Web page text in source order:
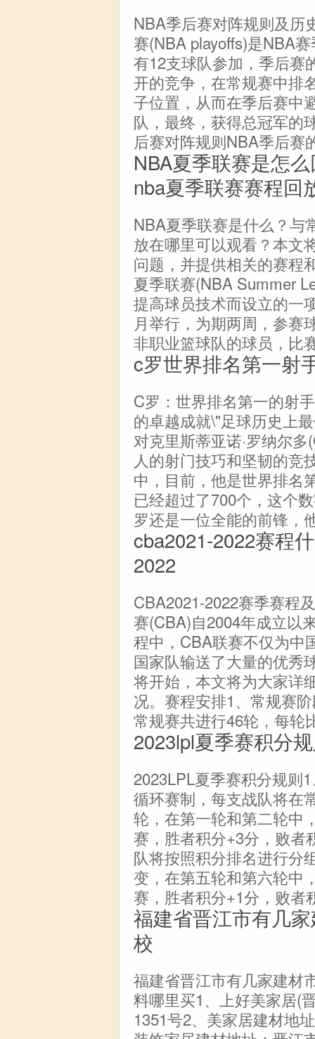
NBA季后赛对阵规则及历
赛(NBA playoffs)是NBA
有12支球队参加，季后赛
开的竞争，在常规赛中排
子位置，从而在季后赛中
队，最终，获得总冠军的
后赛对阵规则NBA季后赛
NBA夏季联赛是怎
nba夏季联赛赛程回
NBA夏季联赛是什么？与
放在哪里可以观看？本文
问题，并提供相关的赛程
夏季联赛(NBA Summer
提高球员技术而设立的一
月举行，为期两周，参赛
非职业篮球队的球员，比
c罗世界排名第一射
C罗：世界排名第一的射
的卓越成就\"足球历史上
对克里斯蒂亚诺·罗纳尔
人的射门技巧和坚韧的竞
中，目前，他是世界排名
已经超过了700个，这个
罗还是一位全能的前锋，
cba2021-2022赛程
2022
CBA2021-2022赛季赛程
赛(CBA)自2004年成立以
程中，CBA联赛不仅为中
国家队输送了大量的优秀
将开始，本文将为大家详
况。赛程安排1、常规赛
常规赛共进行46轮，每轮
2023lpl夏季赛积分
2023LPL夏季赛积分规则
循环赛制，每支战队将在
轮，在第一轮和第二轮中
赛，胜者积分+3分，败者
队将按照积分排名进行分
变，在第五轮和第六轮中
赛，胜者积分+1分，败者
福建省晋江市有几
校
福建省晋江市有几家建材
料哪里买1、上好美家居(
1351号2、美家居建材地